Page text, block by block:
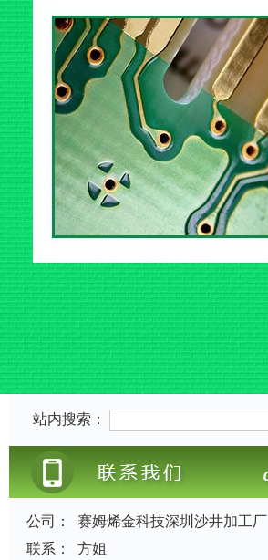
站内搜索：
公司：
赛姆烯金科技深圳沙井加工厂
联系：
方姐